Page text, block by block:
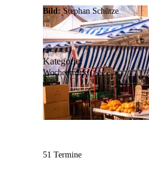
Bild: Stephan Schütze
Kategorie:
Wochenmarkt
51 Termine